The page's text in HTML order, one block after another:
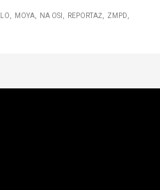
MOYA NA OSI REPORTAŻ ZMPD